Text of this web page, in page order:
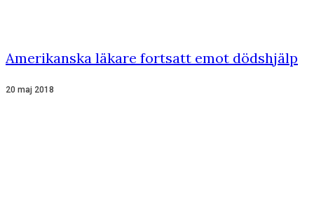
Amerikanska läkare fortsatt emot dödshjälp
20 maj 2018